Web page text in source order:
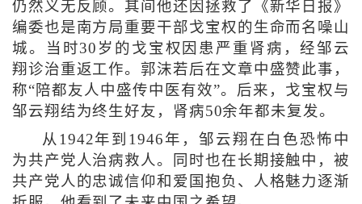
仍然义无反顾。其间他还因拯救了《新华日报》
编委也是南方局重要干部戈宝权的生命而名噪山
城。当时30岁的戈宝权因患严重肾病，经邹云
翔诊治重返工作。郭沫若后在文章中盛赞此事，
称“陪都友人中盛传中医有效”。后来，戈宝权与
邹云翔结为终生好友，肾病50余年都未复发。
从1942年到1946年，邹云翔在白色恐怖中
为共产党人治病救人。同时也在长期接触中，被
共产党人的忠诚信仰和爱国抱负、人格魅力逐渐